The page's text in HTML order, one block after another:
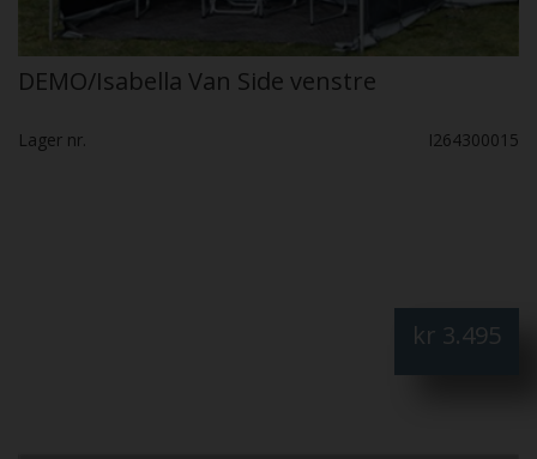
DEMO/Isabella Van Side venstre
Lager nr. I264300015
kr 3.495